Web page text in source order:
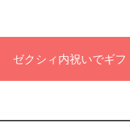
ゼクシィ内祝いでギ